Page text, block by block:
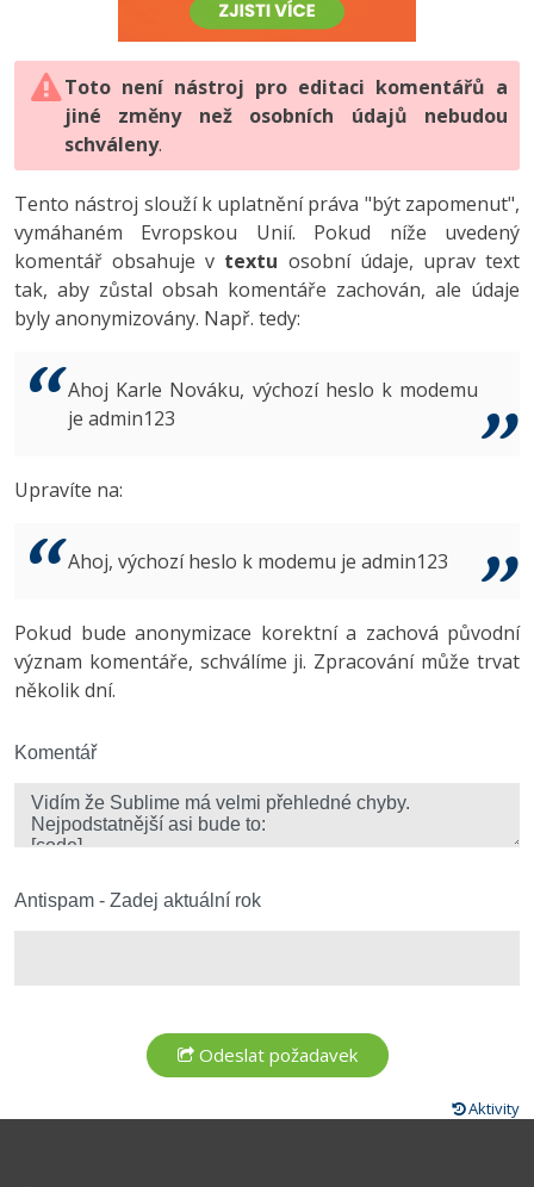
HTML5, CSS3, Bootstrap, SEO
SQL a databáze
Testování a verzování
UML a návrhové vzory
React
Spring
ASP.NET MVC
Best practices
PHP
JavaScript
Python
HTML / CSS
UML a návrhové vzory
MySQL/MariaDB
MS-SQL
Vývojář mobilních aplikací
C# Game developer
Tester
Systémový administrátor
3D grafik
Copywriter
WordPress specialista
-80%
JavaScript -80%
PHP -80%
Swift -80%
Kotlin -80%
VB.NET
Algoritmy -41%
Umělá inteligence (AI) -10%
Fórum
Digitální gramotnost
Marketing
WordPress
SEO
UX
Business
Copywriting
Windows
Kybernetická bezpečnost
Photoshop -80%
Adobe Illustrator -80%
Adobe Lightroom
Adobe XD
Adobe InDesign -25%
Adobe After Effects
Inkscape
Fórum
Toto není nástroj pro editaci komentářů a
jiné změny než osobních údajů nebudou
schváleny.
Tento nástroj slouží k uplatnění práva "být zapomenut",
vymáhaném Evropskou Unií. Pokud níže uvedený
komentář obsahuje v textu osobní údaje, uprav text
tak, aby zůstal obsah komentáře zachován, ale údaje
byly anonymizovány. Např. tedy:
Ahoj Karle Nováku, výchozí heslo k modemu
je admin123
Upravíte na:
Ahoj, výchozí heslo k modemu je admin123
Pokud bude anonymizace korektní a zachová původní
význam komentáře, schválíme ji. Zpracování může trvat
několik dní.
Komentář
Antispam - Zadej aktuální rok
Aktivity